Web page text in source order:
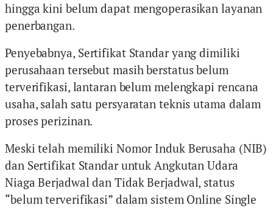
hingga kini belum dapat mengoperasikan layanan
penerbangan.
Penyebabnya, Sertifikat Standar yang dimiliki
perusahaan tersebut masih berstatus belum
terverifikasi, lantaran belum melengkapi rencana
usaha, salah satu persyaratan teknis utama dalam
proses perizinan.
Meski telah memiliki Nomor Induk Berusaha (NIB)
dan Sertifikat Standar untuk Angkutan Udara
Niaga Berjadwal dan Tidak Berjadwal, status
“belum terverifikasi” dalam sistem Online Single